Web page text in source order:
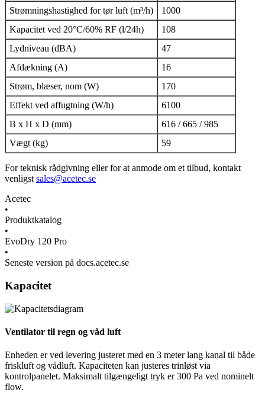
Strømningshastighed for tør luft (m³/h)
1000
Kapacitet ved 20°C/60% RF (l/24h)
108
Lydniveau (dBA)
47
Afdækning (A)
16
Strøm, blæser, nom (W)
170
Effekt ved affugtning (W/h)
6100
B x H x D (mm)
616 / 665 / 985
Vægt (kg)
59
For teknisk rådgivning eller for at anmode om et tilbud, kontakt
venligst sales@acetec.se
Acetec
•
Produktkatalog
•
EvoDry 120 Pro
•
Seneste version på docs.acetec.se
Kapacitet
Ventilator til regn og våd luft
Enheden er ved levering justeret med en 3 meter lang kanal til både
friskluft og vådluft. Kapaciteten kan justeres trinløst via
kontrolpanelet. Maksimalt tilgængeligt tryk er 300 Pa ved nominelt
flow.